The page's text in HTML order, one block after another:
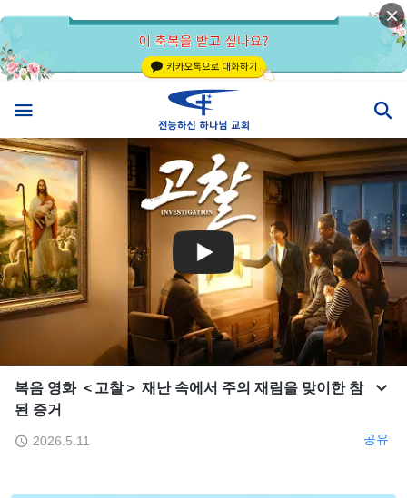
복음 영화 ＜고찰＞ 재난 속에서 주의 재림을 맞이한 참
된 증거
2026.5.11 공유